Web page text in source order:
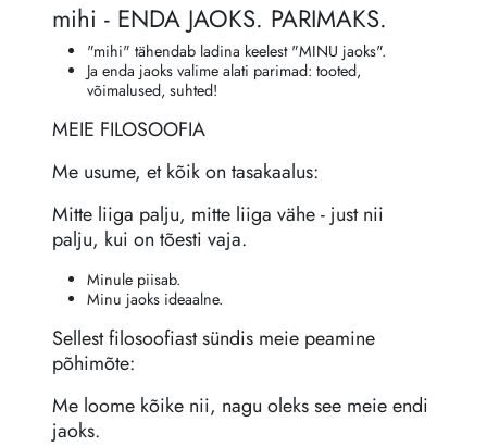
mihi - ENDA JAOKS. PARIMAKS.
"mihi" tähendab ladina keelest "MINU jaoks".
Ja enda jaoks valime alati parimad: tooted,
võimalused, suhted!
MEIE FILOSOOFIA
Me usume, et kõik on tasakaalus:
Mitte liiga palju, mitte liiga vähe - just nii
palju, kui on tõesti vaja.
Minule piisab.
Minu jaoks ideaalne.
Sellest filosoofiast sündis meie peamine
põhimõte:
Me loome kõike nii, nagu oleks see meie endi
jaoks.